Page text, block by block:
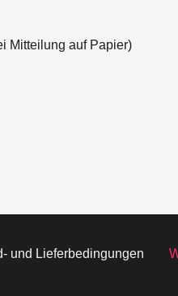
Mitteilung auf Papier)
und Lieferbedingungen